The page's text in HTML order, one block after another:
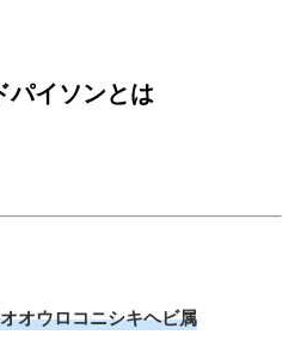
パイソンとは
オウロコニシキヘビ属